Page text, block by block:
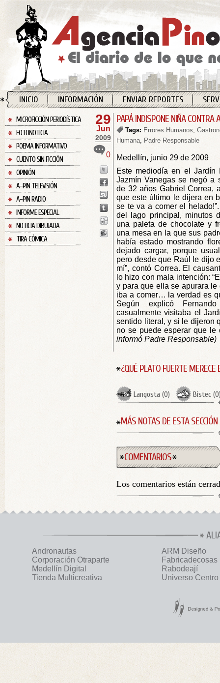
INICIO INFORMACIÓN ENVIAR REPORTES
MICROFICCIÓN PERIODÍSTICA
FOTONOTICIA
POEMA INFORMATIVO
CUENTO SIN FICCIÓN
OPINIÓN
A-PIN TELEVISIÓN
A-PIN RADIO
INFORME ESPECIAL
NOTICIA DIBUJADA
TIRA CÓMICA
29
Jun
2009
0
PAPÁ INDISPONE NIÑA CONTRA
Tags: Errores Humanos,
Humana, Padre Responsable
Medellín, junio 29 de 2009
Este mediodía en el
Jazmín Vanegas se negó a
de 32 años Gabriel Correa,
que este último le dijera en
se te va a comer el
del lago principal, minutos
una paleta de chocolate y
una mesa en la que sus
había estado mostrando
dejado cargar, porque
pero desde que Raúl le dijo
mí”, contó Correa. El
lo hizo con mala intención:
y para que ella se apurara
iba a comer… la verdad es
Según explicó
casualmente visitaba el
sentido literal, y si le dijeron
no se puede esperar que le
informó Padre Responsable)
¿QUÉ PLATO FUERTE MERECE
Langosta (0) Bistec (0
MÁS NOTAS DE ESTA SECCIÓN
COMENTARIOS
Los comentarios están
Andronautas
ARM Diseño
Corporación Otraparte
Fabricadecosas
Medellín Digital
Rabodeají
Tienda Multicreativa
Universo Centro